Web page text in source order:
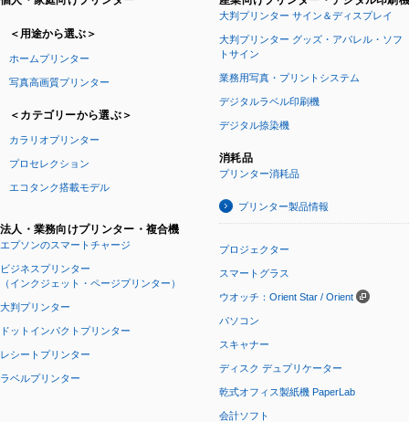
＜用途から選ぶ＞
ホームプリンター
写真高画質プリンター
＜カテゴリーから選ぶ＞
カラリオプリンター
プロセレクション
エコタンク搭載モデル
法人・業務向けプリンター・複合機
エプソンのスマートチャージ
ビジネスプリンター
（インクジェット・ページプリンター）
大判プリンター
ドットインパクトプリンター
レシートプリンター
ラベルプリンター
大判プリンター サイン＆ディスプレイ
大判プリンター グッズ・アパレル・ソフ
トサイン
業務用写真・プリントシステム
デジタルラベル印刷機
デジタル捺染機
消耗品
プリンター消耗品
プリンター製品情報
プロジェクター
スマートグラス
ウオッチ：Orient Star / Orient
パソコン
スキャナー
ディスク デュプリケーター
乾式オフィス製紙機 PaperLab
会計ソフト